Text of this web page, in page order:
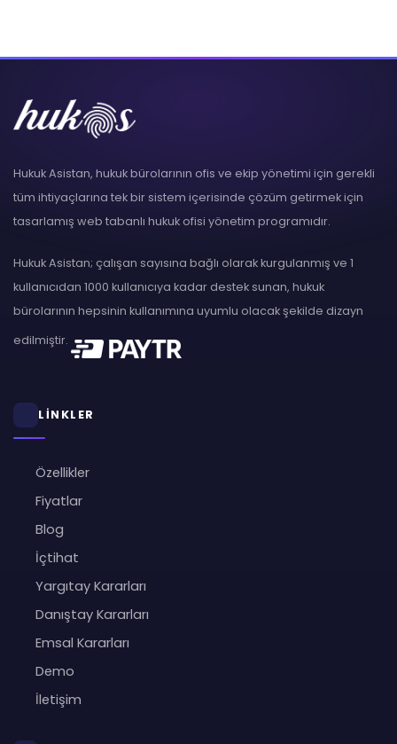
Hukuk Asistan, hukuk bürolarının ofis ve ekip yönetimi için gerekli
tüm ihtiyaçlarına tek bir sistem içerisinde çözüm getirmek için
tasarlamış web tabanlı hukuk ofisi yönetim programıdır.
Hukuk Asistan; çalışan sayısına bağlı olarak kurgulanmış ve 1
kullanıcıdan 1000 kullanıcıya kadar destek sunan, hukuk
bürolarının hepsinin kullanımına uyumlu olacak şekilde dizayn
edilmiştir.
LİNKLER
Özellikler
Fiyatlar
Blog
İçtihat
Yargıtay Kararları
Danıştay Kararları
Emsal Kararları
Demo
İletişim